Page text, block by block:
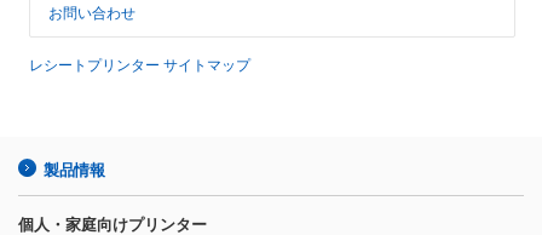
お問い合わせ
レシートプリンター サイトマップ
製品情報
個人・家庭向けプリンター